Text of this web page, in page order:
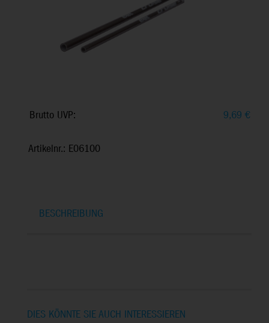
Brutto UVP: 9,69 €
Artikelnr.: E06100
BESCHREIBUNG
DIES KÖNNTE SIE AUCH INTERESSIEREN